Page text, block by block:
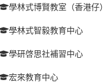
學林式博賢教室（香港仔）
學林式智毅教育中心
學研啓思社補習中心
宏來教育中心